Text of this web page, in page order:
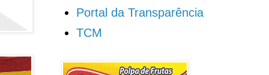
Portal da Transparência
TCM